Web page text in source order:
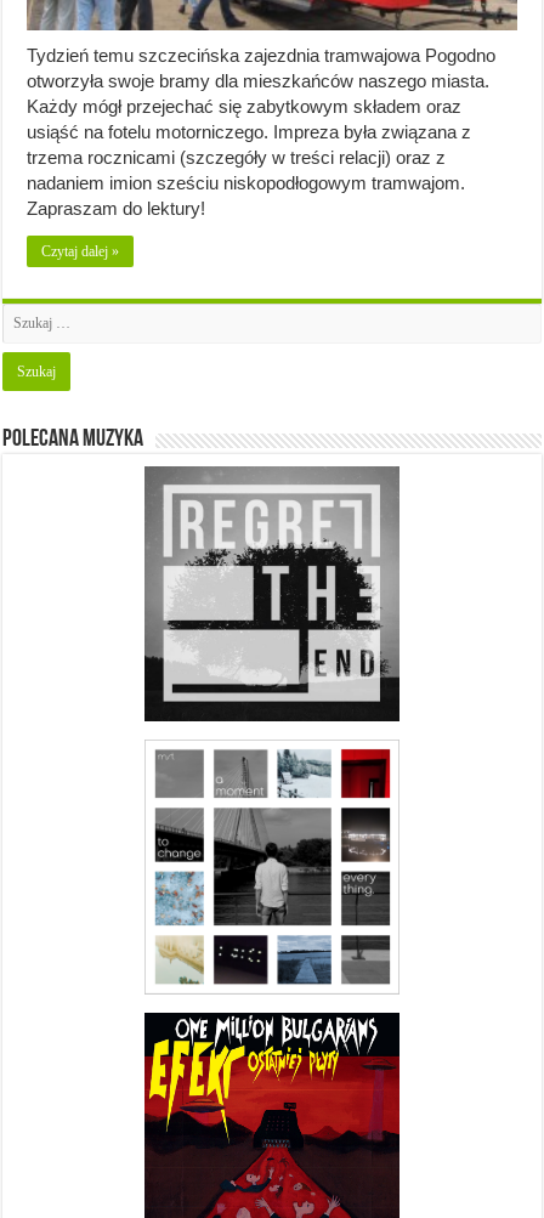
Tydzień temu szczecińska zajezdnia tramwajowa Pogodno
otworzyła swoje bramy dla mieszkańców naszego miasta.
Każdy mógł przejechać się zabytkowym składem oraz
usiąść na fotelu motorniczego. Impreza była związana z
trzema rocznicami (szczegóły w treści relacji) oraz z
nadaniem imion sześciu niskopodłogowym tramwajom.
Zapraszam do lektury!
Czytaj dalej »
Polecana muzyka